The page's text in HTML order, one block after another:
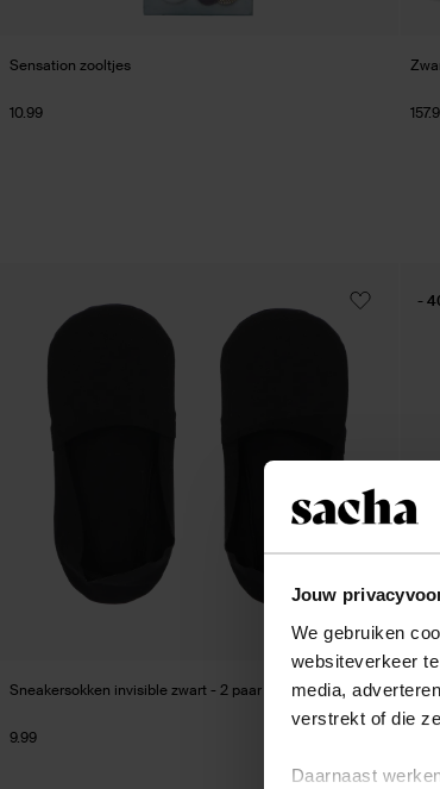
Jouw
We gebruiken
websiteverkeer
media,
verstrekt of die
Daarnaast
Sensation zooltjes
10.99
Sneakersokken invisible zwart - 2 paar
9.99
-